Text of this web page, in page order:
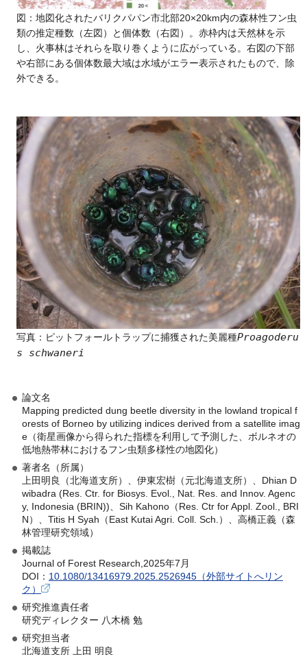
図：地図化されたバリクパパン市北部20×20km内の森林性フン虫
類の推定種数（左図）と個体数（右図）。赤枠内は天然林を示
し、火事林はそれらを取り巻くように広がっている。右図の下部
や右部にある個体数最大域は水域がエラー表示されたもので、除
外できる。
写真：ピットフォールトラップに捕獲された美麗種Proagoderu
s schwaneri
論文名
Mapping predicted dung beetle diversity in the lowland tropical f
orests of Borneo by utilizing indices derived from a satellite imag
e（衛星画像から得られた指標を利用して予測した、ボルネオの
低地熱帯林におけるフン虫類多様性の地図化）
著者名（所属）
上田明良（北海道支所）、伊東宏樹（元北海道支所）、Dhian D
wibadra (Res. Ctr. for Biosys. Evol., Nat. Res. and Innov. Agenc
y, Indonesia (BRIN))、Sih Kahono（Res. Ctr for Appl. Zool., BRI
N）、Titis H Syah（East Kutai Agri. Coll. Sch.）、高橋正義（森
林管理研究領域）
掲載誌
Journal of Forest Research,2025年7月
DOI： 10.1080/13416979.2025.2526945（外部サイトへリン
ク）
研究推進責任者
研究ディレクター 八木橋 勉
研究担当者
北海道支所 上田 明良